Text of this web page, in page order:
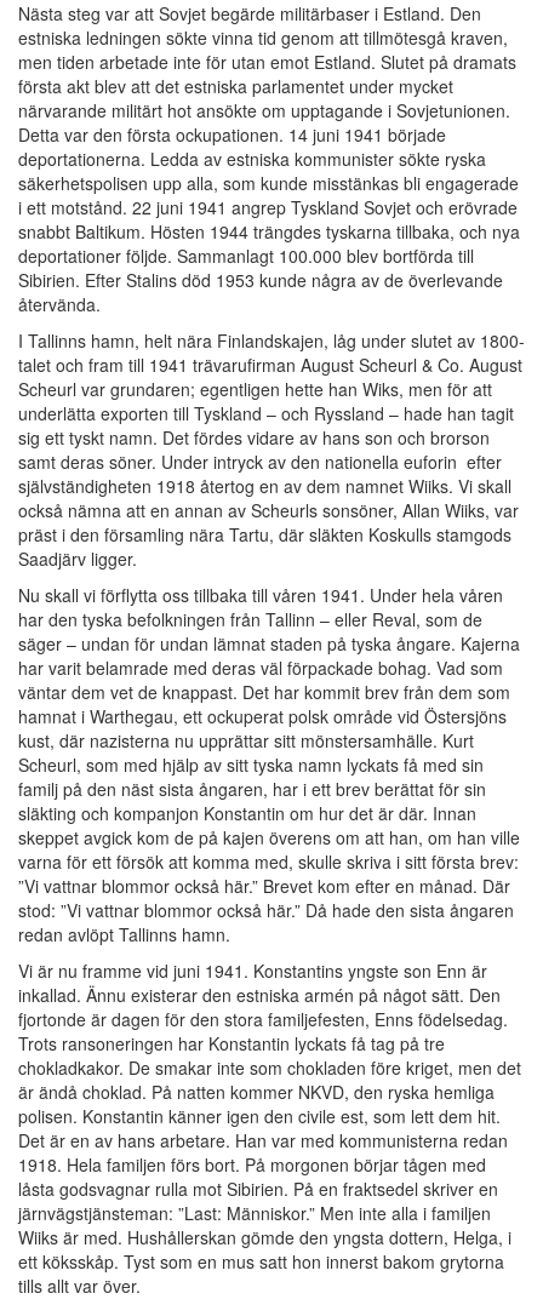
Nästa steg var att Sovjet begärde militärbaser i Estland. Den
estniska ledningen sökte vinna tid genom att tillmötesgå kraven,
men tiden arbetade inte för utan emot Estland. Slutet på dramats
första akt blev att det estniska parlamentet under mycket
närvarande militärt hot ansökte om upptagande i Sovjetunionen.
Detta var den första ockupationen. 14 juni 1941 började
deportationerna. Ledda av estniska kommunister sökte ryska
säkerhetspolisen upp alla, som kunde misstänkas bli engagerade
i ett motstånd. 22 juni 1941 angrep Tyskland Sovjet och erövrade
snabbt Baltikum. Hösten 1944 trängdes tyskarna tillbaka, och nya
deportationer följde. Sammanlagt 100.000 blev bortförda till
Sibirien. Efter Stalins död 1953 kunde några av de överlevande
återvända.
I Tallinns hamn, helt nära Finlandskajen, låg under slutet av 1800-
talet och fram till 1941 trävarufirman August Scheurl & Co. August
Scheurl var grundaren; egentligen hette han Wiks, men för att
underlätta exporten till Tyskland – och Ryssland – hade han tagit
sig ett tyskt namn. Det fördes vidare av hans son och brorson
samt deras söner. Under intryck av den nationella euforin efter
självständigheten 1918 återtog en av dem namnet Wiiks. Vi skall
också nämna att en annan av Scheurls sonsöner, Allan Wiiks, var
präst i den församling nära Tartu, där släkten Koskulls stamgods
Saadjärv ligger.
Nu skall vi förflytta oss tillbaka till våren 1941. Under hela våren
har den tyska befolkningen från Tallinn – eller Reval, som de
säger – undan för undan lämnat staden på tyska ångare. Kajerna
har varit belamrade med deras väl förpackade bohag. Vad som
väntar dem vet de knappast. Det har kommit brev från dem som
hamnat i Warthegau, ett ockuperat polsk område vid Östersjöns
kust, där nazisterna nu upprättar sitt mönstersamhälle. Kurt
Scheurl, som med hjälp av sitt tyska namn lyckats få med sin
familj på den näst sista ångaren, har i ett brev berättat för sin
släkting och kompanjon Konstantin om hur det är där. Innan
skeppet avgick kom de på kajen överens om att han, om han ville
varna för ett försök att komma med, skulle skriva i sitt första brev:
”Vi vattnar blommor också här.” Brevet kom efter en månad. Där
stod: ”Vi vattnar blommor också här.” Då hade den sista ångaren
redan avlöpt Tallinns hamn.
Vi är nu framme vid juni 1941. Konstantins yngste son Enn är
inkallad. Ännu existerar den estniska armén på något sätt. Den
fjortonde är dagen för den stora familjefesten, Enns födelsedag.
Trots ransoneringen har Konstantin lyckats få tag på tre
chokladkakor. De smakar inte som chokladen före kriget, men det
är ändå choklad. På natten kommer NKVD, den ryska hemliga
polisen. Konstantin känner igen den civile est, som lett dem hit.
Det är en av hans arbetare. Han var med kommunisterna redan
1918. Hela familjen förs bort. På morgonen börjar tågen med
låsta godsvagnar rulla mot Sibirien. På en fraktsedel skriver en
järnvägstjänsteman: ”Last: Människor.” Men inte alla i familjen
Wiiks är med. Hushållerskan gömde den yngsta dottern, Helga, i
ett köksskåp. Tyst som en mus satt hon innerst bakom grytorna
tills allt var över.